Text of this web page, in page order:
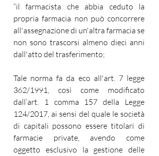
“il farmacista che abbia ceduto la
propria farmacia non può concorrere
all'assegnazione di un'altra farmacia se
non sono trascorsi almeno dieci anni
dall'atto del trasferimento;
Tale norma fa da eco all'art. 7 legge
362/1991, così come modificato
dall’art. 1 comma 157 della Legge
124/2017, ai sensi del quale le società
di capitali possono essere titolari di
farmacie private, avendo come
oggetto esclusivo la gestione delle